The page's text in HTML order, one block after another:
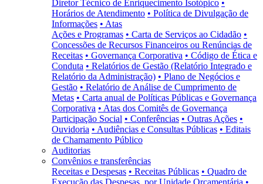
Diretor Técnico de Enriquecimento Isotópico •
Horários de Atendimento • Política de Divulgação de
Informações • Atas
Ações e Programas • Carta de Serviços ao Cidadão •
Concessões de Recursos Financeiros ou Renúncias de
Receitas • Governança Corporativa • Código de Ética e
Conduta • Relatórios de Gestão (Relatório Integrado e
Relatório da Administração) • Plano de Negócios e
Gestão • Relatório de Análise de Cumprimento de
Metas • Carta anual de Políticas Públicas e Governança
Corporativa • Atas dos Comitês de Governança
Participação Social • Conferências • Outras Ações •
Ouvidoria • Audiências e Consultas Públicas • Editais
de Chamamento Público
Auditorias
Convênios e transferências
Receitas e Despesas • Receitas Públicas • Quadro de
Execução das Despesas, por Unidade Orçamentária •